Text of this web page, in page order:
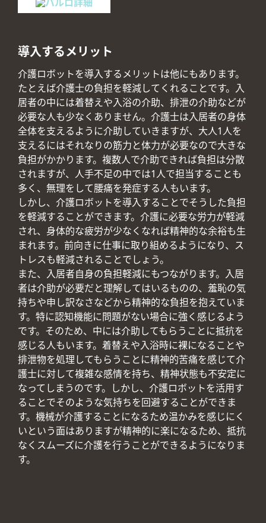
導入するメリット
介護ロボットを導入するメリットは他にもあります。
たとえば介護士の負担を軽減してくれることです。入
居者の中には着替えや入浴の介助、排泄の介助などが
必要な人も少なくありません。介護士は入居者の身体
全体を支えるように介助していきますが、大人1人を
支えるにはそれなりの筋力と体力が必要なので大きな
負担がかかります。複数人で介助できれば負担は分散
されますが、人手不足の中では1人で担当することも
多く、無理をして腰痛を発症する人もいます。
しかし、介護ロボットを導入することでそうした負担
を軽減することができます。介護に必要な労力が軽減
され、身体的な疲労が少なくなれば精神的な余裕も生
まれます。前向きに仕事に取り組めるようになり、ス
トレスも軽減されることでしょう。
また、入居者自身の負担軽減にもつながります。入居
者は介助が必要だと理解してはいるものの、羞恥の気
持ちや申し訳なさなどから精神的な負担を抱えていま
す。特に認知機能に問題がない場合に強く感じるよう
です。そのため、中には介助してもらうことに抵抗を
感じる人もいます。着替えや入浴時に裸になることや
排泄物を処理してもらうことに精神的苦痛を感じて介
護士に対して複雑な感情を持ち、精神状態も不安定に
なってしまうのです。しかし、介護ロボットを活用す
ることでそのような気持ちを回避することができま
す。機械が介護することになるため温かみを感じにく
いという面はありますが精神的に楽になるため、抵抗
なくスムーズに介護を行うことができるようになりま
す。